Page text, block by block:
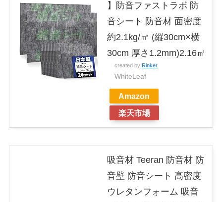
】防音ファストラボ 防
音シート 防音材 面密度
約2.1kg/㎡ (縦30cm×横
30cm 厚さ1.2mm)2.16㎡
created by Rinker
WhiteLeaf
Amazon
楽天市場
吸音材 Teeran 防音材 防
音壁 防音シート 高密度
ウレタンフォーム 吸音